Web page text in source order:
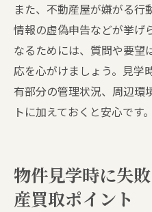
また、不動産屋が嫌がる行
情報の虚偽申告などが挙げ
なるためには、質問や要望
応を心がけましょう。見学
有部分の管理状況、周辺環
トに加えておくと安心です。
物件見学時に失
産買取ポイント